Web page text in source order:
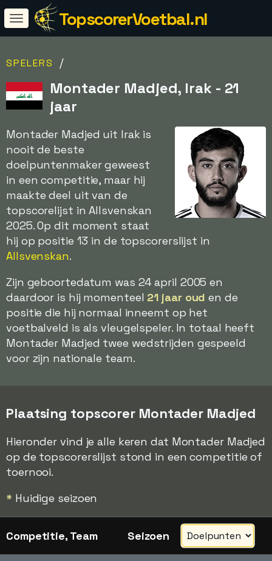
TopscorerVoetbal.nl
SPELERS /
Montader Madjed, Irak - 21
jaar
Montader Madjed uit Irak is
nooit de beste
doelpuntenmaker geweest
in een competitie, maar hij
maakte deel uit van de
topscorelijst in Allsvenskan
2025. Op dit moment staat
hij op positie 13 in de topscorerslijst in
Allsvenskan.
Zijn geboortedatum was 24 april 2005 en
daardoor is hij momenteel 21 jaar oud en de
positie die hij normaal inneemt op het
voetbalveld is als vleugelspeler. In totaal heeft
Montader Madjed twee wedstrijden gespeeld
voor zijn nationale team.
Plaatsing topscorer Montader Madjed
Hieronder vind je alle keren dat Montader Madjed
op de topscorerslijst stond in een competitie of
toernooi.
* Huidige seizoen
Competitie, Team Seizoen